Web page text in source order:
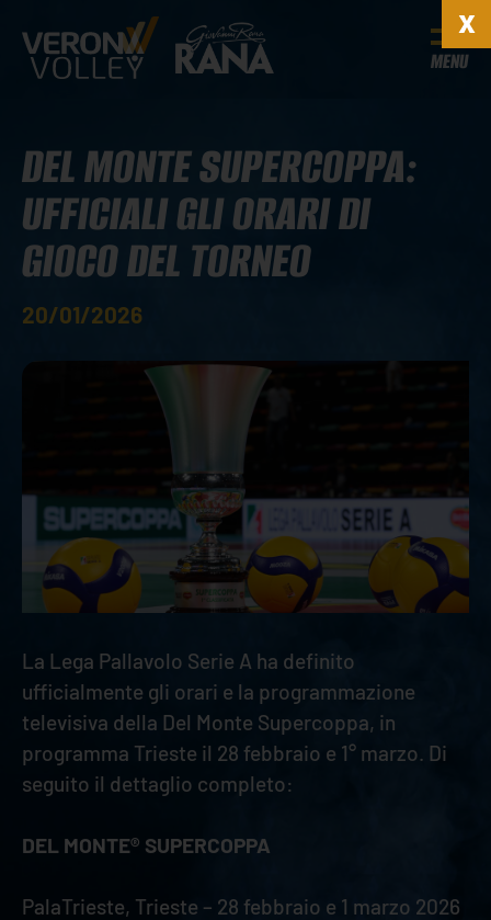
MENU
DEL MONTE SUPERCOPPA:
UFFICIALI GLI ORARI DI
GIOCO DEL TORNEO
20/01/2026
La Lega Pallavolo Serie A ha definito
ufficialmente gli orari e la programmazione
televisiva della Del Monte Supercoppa, in
programma Trieste il 28 febbraio e 1° marzo. Di
seguito il dettaglio completo:
DEL MONTE® SUPERCOPPA
PalaTrieste, Trieste – 28 febbraio e 1 marzo 2026